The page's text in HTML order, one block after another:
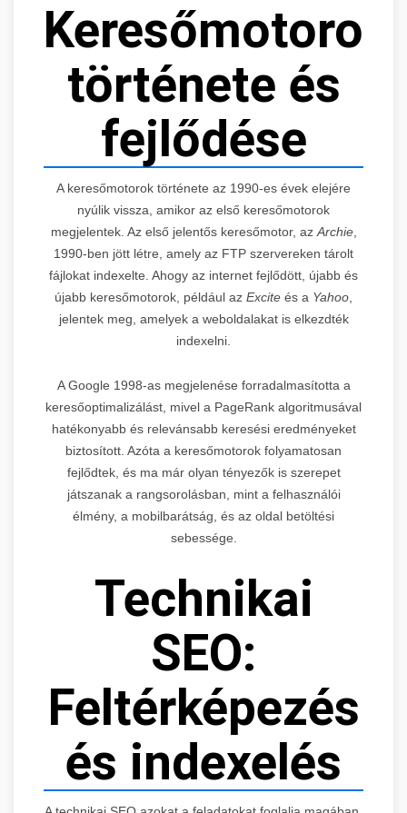
Keresőmotorok
története és
fejlődése
A keresőmotorok története az 1990-es évek elejére
nyúlik vissza, amikor az első keresőmotorok
megjelentek. Az első jelentős keresőmotor, azArchie,
1990-ben jött létre, amely az FTP szervereken tárolt
fájlokat indexelte. Ahogy az internet fejlődött, újabb és
újabb keresőmotorok, például az Excite és a Yahoo,
jelentek meg, amelyek a weboldalakat is elkezdték
indexelni.
A Google 1998-as megjelenése forradalmasította a
keresőoptimalizálást, mivel a PageRank algoritmusával
hatékonyabb és relevánsabb keresési eredményeket
biztosított. Azóta a keresőmotorok folyamatosan
fejlődtek, és ma már olyan tényezők is szerepet
játszanak a rangsorolásban, mint a felhasználói
élmény, a mobilbarátság, és az oldal betöltési
sebessége.
Technikai
SEO:
Feltérképezés
és indexelés